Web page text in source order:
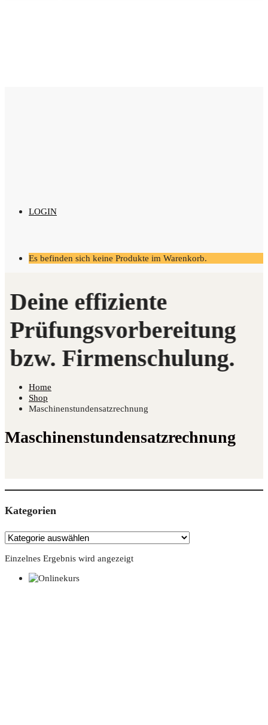
LOGIN
Es befinden sich keine Produkte im Warenkorb.
Home
Shop
Maschinenstundensatzrechnung
Maschinenstundensatzrechnung
Kate­go­rien
Einzelnes Ergebnis wird angezeigt